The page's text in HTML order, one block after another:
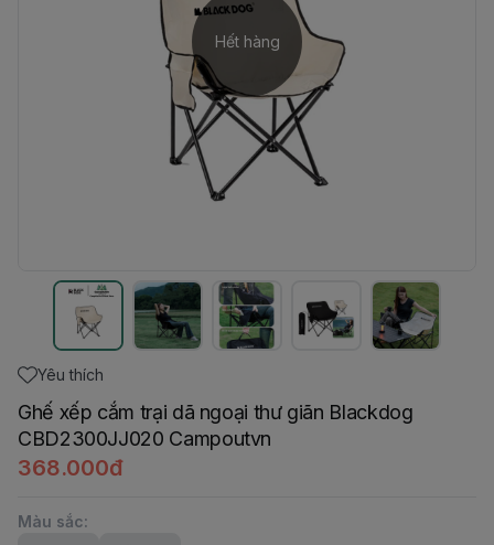
Hết hàng
Yêu thích
Ghế xếp cắm trại dã ngoại thư giãn Blackdog
CBD2300JJ020 Campoutvn
368.000đ
Màu sắc: